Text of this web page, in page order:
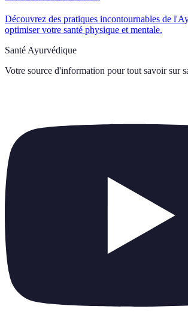
Découvrez des pratiques incontournables de
optimiser votre santé physique et mentale.
Santé Ayurvédique
Votre source d'information pour tout savoir sur